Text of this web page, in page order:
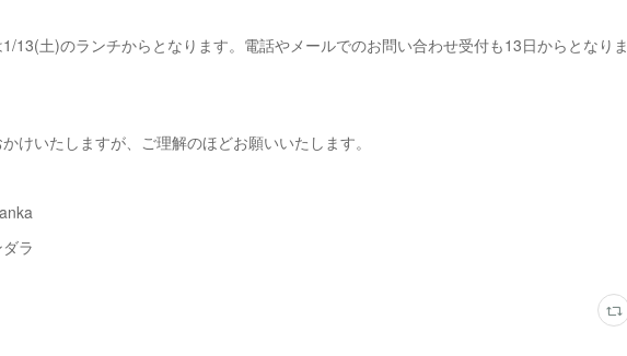
13(土)のランチからとなります。電話やメールでのお問い合わせ受付も13日からとなりま
けいたしますが、ご理解のほどお願いいたします。
ラ